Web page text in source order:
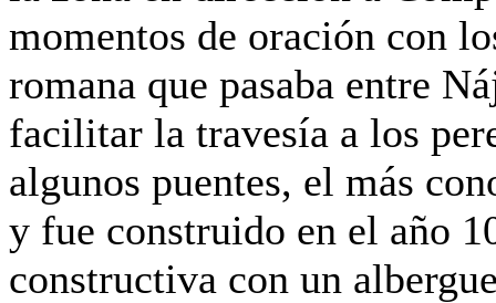
momentos de oración con lo
romana que pasaba entre
facilitar la travesía a los
algunos puentes, el más
y fue construido en el año
constructiva con un